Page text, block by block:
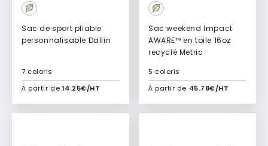
Sac de sport pliable
personnalisable Dallin
À partir de 14.25€/HT
7 coloris
Ajouter à mon devis
Culte
Sac weekend Impact
AWARE™ en toile 16oz
recyclé Metric
À partir de 45.78€/HT
5 coloris
Ajouter à mon devis